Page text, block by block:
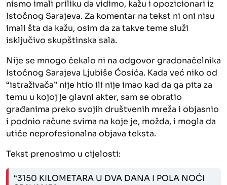
nismo imali priliku da vidimo, kažu i opozicionari iz
Istočnog Sarajeva. Za komentar na tekst ni oni nisu
imali šta da kažu, osim da za takve teme služi
isključivo skupštinska sala.
Nije se mnogo čekalo ni na odgovor gradonačelnika
Istočnog Sarajeva Ljubiše Ćosića. Kada već niko od
“istraživača” nije htio ili nije imao kad da ga pita za
temu u kojoj je glavni akter, sam se obratio
građanima preko svojih društvenih mreža i objasnio
i podnio račune svima na koje je, možda, i mogla da
utiče neprofesionalna objava teksta.
Tekst prenosimo u cijelosti:
“3150 KILOMETARA U DVA DANA I POLA NOĆI